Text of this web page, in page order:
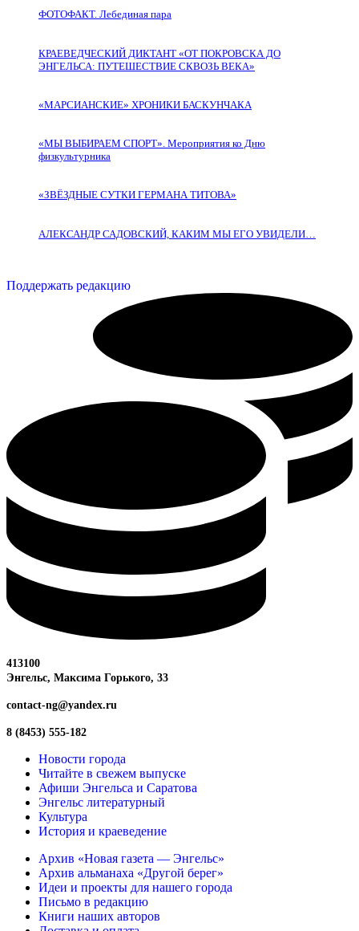
ФОТОФАКТ. Лебединая пара
КРАЕВЕДЧЕСКИЙ ДИКТАНТ «ОТ ПОКРОВСКА ДО
ЭНГЕЛЬСА: ПУТЕШЕСТВИЕ СКВОЗЬ ВЕКА»
«МАРСИАНСКИЕ» ХРОНИКИ БАСКУНЧАКА
«МЫ ВЫБИРАЕМ СПОРТ». Мероприятия ко Дню
физкультурника
«ЗВЁЗДНЫЕ СУТКИ ГЕРМАНА ТИТОВА»
АЛЕКСАНДР САДОВСКИЙ, КАКИМ МЫ ЕГО УВИДЕЛИ…
Поддержать редакцию
413100
Энгельс, Максима Горького, 33
contact-ng@yandex.ru
8 (8453) 555-182
Новости города
Читайте в свежем выпуске
Афиши Энгельса и Саратова
Энгельс литературный
Культура
История и краеведение
Архив «Новая газета — Энгельс»
Архив альманаха «Другой берег»
Идеи и проекты для нашего города
Письмо в редакцию
Книги наших авторов